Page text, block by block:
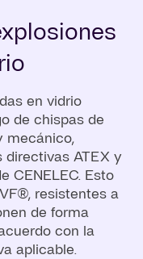
en vidrio
de chispas de
mecánico,
ATEX y
CENELEC. Esto
resistentes a
de forma
con la
aplicable.